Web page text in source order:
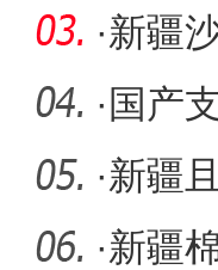
路“备
·新疆
· 国产
·新疆
（图）
·新疆